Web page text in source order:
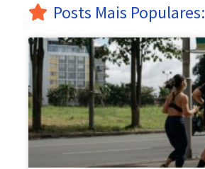
Posts Mais Populares: